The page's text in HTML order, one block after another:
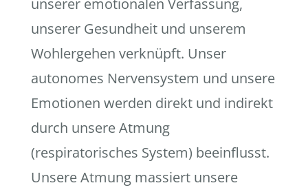
unserer emotionalen Verfassung,
unserer Gesundheit und unserem
Wohlergehen verknüpft. Unser
autonomes Nervensystem und unsere
Emotionen werden direkt und indirekt
durch unsere Atmung
(respiratorisches System) beeinflusst.
Unsere Atmung massiert unsere